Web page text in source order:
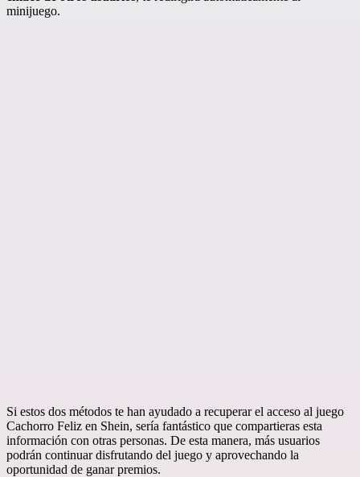
minijuego.
Si estos dos métodos te han ayudado a recuperar el acceso al juego
Cachorro Feliz en Shein, sería fantástico que compartieras esta
información con otras personas. De esta manera, más usuarios
podrán continuar disfrutando del juego y aprovechando la
oportunidad de ganar premios.